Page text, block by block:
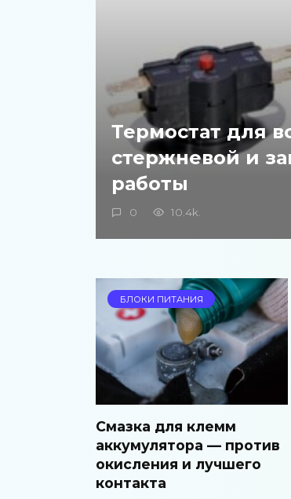
Термостат для
стержневой и
работы
0 10.4k.
БЛОКИ ПИТАНИЯ
Смазка для клемм
аккумулятора — против
окисления и лучшего
контакта